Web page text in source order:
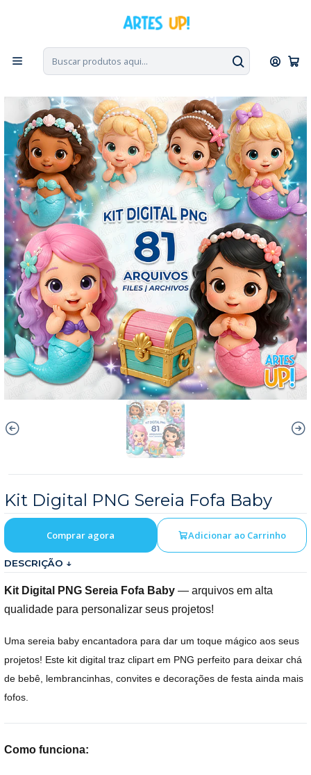
Escolha seu idioma. Change the language. Cambia el
Início Kit Digital Kit Digital PNG Sereia Fofa Baby
Kit Digital PNG Sereia Fofa Baby
Adicionar ao Carrinho
Comprar agora
DESCRIÇÃO ↓
Kit Digital PNG Sereia Fofa Baby — arquivos em alta
qualidade para personalizar seus projetos!
Uma sereia baby encantadora para dar um toque mágico aos seus
projetos! Este kit digital traz clipart em PNG perfeito para deixar chá
de bebê, lembrancinhas, convites e decorações de festa ainda mais
fofos.
Como funciona: